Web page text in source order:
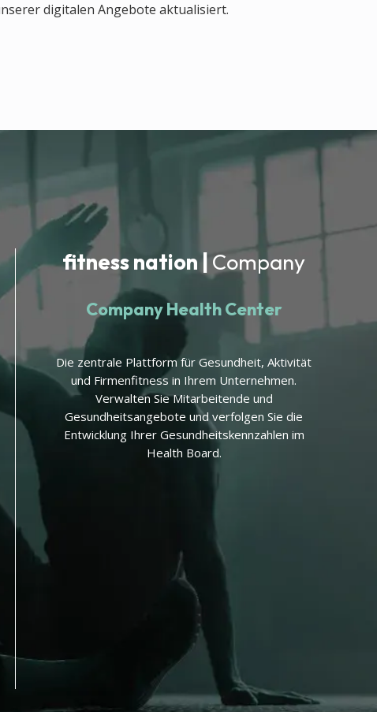
digitalen Angebote aktualisiert.
fitness nation |Company
Company Health Center
Die zentrale Plattform für Gesundheit, Aktivität
und Firmenfitness in Ihrem Unternehmen.
Verwalten Sie Mitarbeitende und
Gesundheitsangebote und verfolgen Sie die
Entwicklung Ihrer Gesundheitskennzahlen im
Health Board.